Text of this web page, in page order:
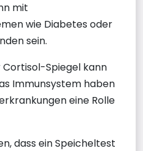
mit
wie Diabetes oder
sein.
Spiegel kann
Immunsystem haben
eine Rolle
dass ein Speicheltest